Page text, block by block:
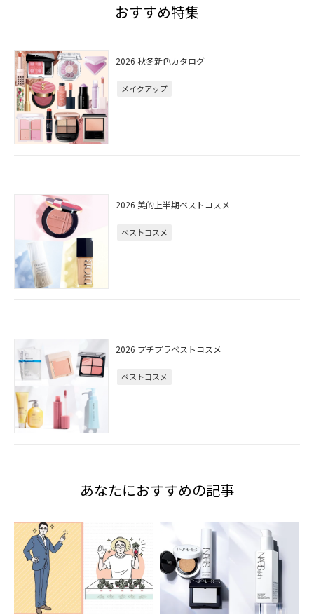
おすすめ特集
2026 秋冬新色カタログ
メイクアップ
2026 美的上半期ベストコスメ
ベストコスメ
2026 プチプラベストコスメ
ベストコスメ
あなたにおすすめの記事